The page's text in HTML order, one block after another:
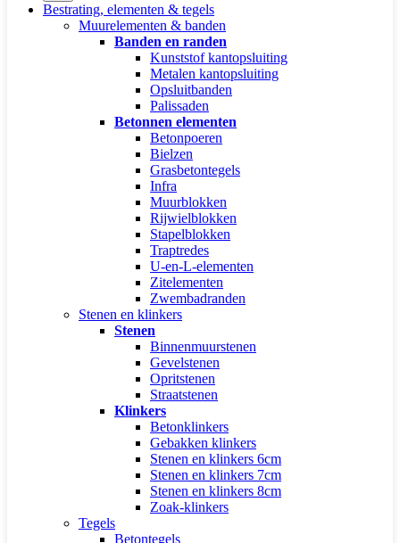
Bestrating, elementen & tegels
Muurelementen & banden
Banden en randen
Kunststof kantopsluiting
Metalen kantopsluiting
Opsluitbanden
Palissaden
Betonnen elementen
Betonpoeren
Bielzen
Grasbetontegels
Infra
Muurblokken
Rijwielblokken
Stapelblokken
Traptredes
U-en-L-elementen
Zitelementen
Zwembadranden
Stenen en klinkers
Stenen
Binnenmuurstenen
Gevelstenen
Opritstenen
Straatstenen
Klinkers
Betonklinkers
Gebakken klinkers
Stenen en klinkers 6cm
Stenen en klinkers 7cm
Stenen en klinkers 8cm
Zoak-klinkers
Tegels
Betontegels